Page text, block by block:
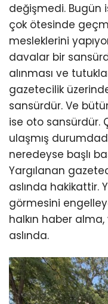
değişmedi. Bugün
çok ötesinde
mesleklerini
davalar bir
alınması ve
gazetecilik
sansürdür. Ve
ise oto sansürdür.
ulaşmış
neredeyse başlı
Yargılanan
aslında hakikattir.
görmesini
halkın haber alma,
aslında.